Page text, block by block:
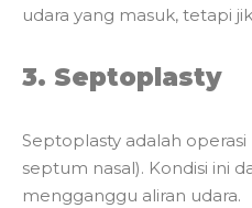
udara yang masuk, tetapi
3. Septoplasty
Septoplasty adalah
septum nasal). Kondisi ini
mengganggu aliran udara.